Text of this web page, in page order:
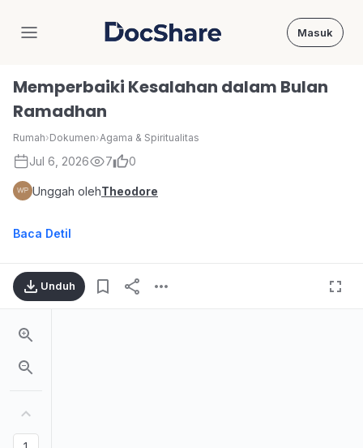
DocShare Masuk
Memperbaiki Kesalahan dalam Bulan
Ramadhan
Rumah›Dokumen›Agama & Spiritualitas
Jul 6, 2026 7 0
Unggah olehTheodore
Baca Detil
Unduh